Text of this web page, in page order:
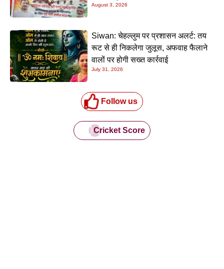
August 3, 2026
Siwan: चेहल्लुम पर प्रशासन अलर्ट: तय
रूट से ही निकलेगा जुलूस, अफवाह फैलाने
वालों पर होगी सख्त कार्रवाई
July 31, 2026
Follow us
Cricket Score